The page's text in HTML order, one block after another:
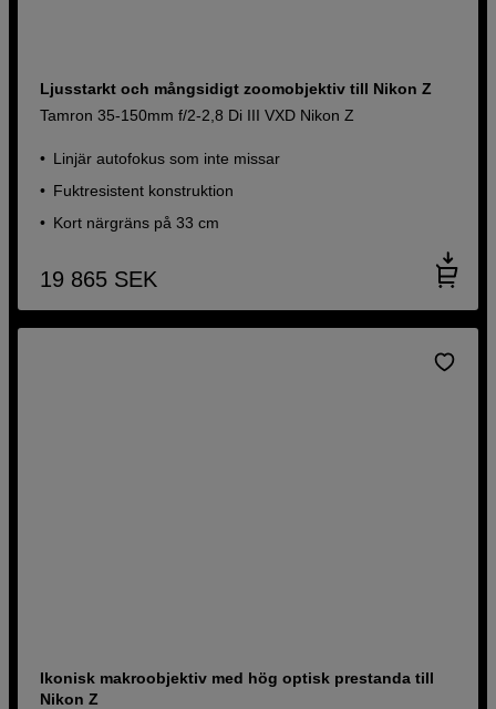
Ljusstarkt och mångsidigt zoomobjektiv till Nikon Z
Tamron 35-150mm f/2-2,8 Di III VXD Nikon Z
Linjär autofokus som inte missar
Fuktresistent konstruktion
Kort närgräns på 33 cm
19 865 SEK
Ikonisk makroobjektiv med hög optisk prestanda till
Nikon Z